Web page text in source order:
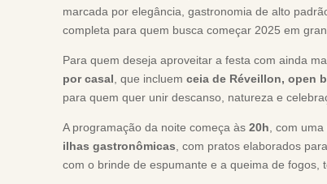
marcada por elegância, gastronomia de alto
completa para quem busca começar 2025 em
Para quem deseja aproveitar a festa com ainda
por casal , que incluem ceia de Réveillon, open
para quem quer unir descanso, natureza e
A programação da noite começa às 20h , com
ilhas gastronômicas , com pratos elaborados
com o brinde de espumante e a queima de fogos,